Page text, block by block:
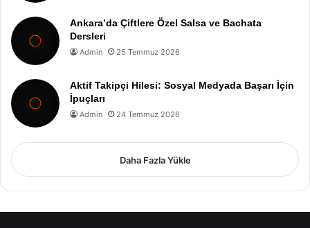
Ankara’da Çiftlere Özel Salsa ve Bachata
Dersleri
Admin 25 Temmuz 2026
Aktif Takipçi Hilesi: Sosyal Medyada Başarı İçin
İpuçları
Admin 24 Temmuz 2026
Daha Fazla Yükle